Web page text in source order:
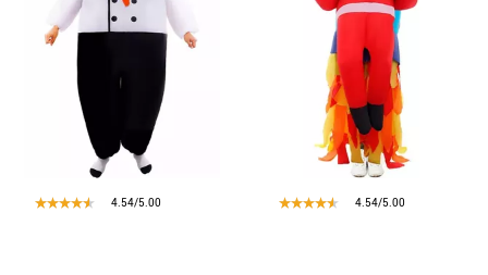
4.54/5.00 4.54/5.00